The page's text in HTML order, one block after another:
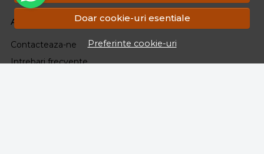
Doar cookie-uri esentiale
Preferinte cookie-uri
ASISTENTA
Contacteaza-ne
Intrebari frecvente